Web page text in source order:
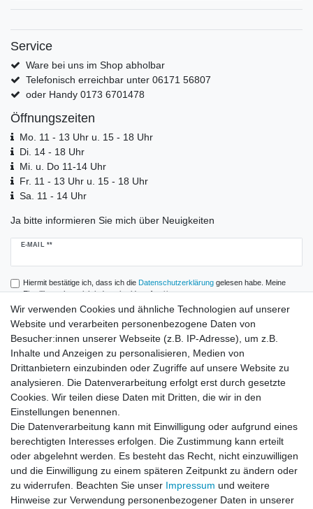
Service
Ware bei uns im Shop abholbar
Telefonisch erreichbar unter 06171 56807
oder Handy 0173 6701478
Öffnungszeiten
Mo. 11 - 13 Uhr u. 15 - 18 Uhr
Di. 14 - 18 Uhr
Mi. u. Do 11-14 Uhr
Fr. 11 - 13 Uhr u. 15 - 18 Uhr
Sa. 11 - 14 Uhr
Ja bitte informieren Sie mich über Neuigkeiten
E-MAIL **
Newsletter
Hiermit bestätige ich, dass ich die Daten­schutz­erklärunggelesen habe. Meine
Einwilligung kann ich jederzeit widerrufen.**
Abonnieren
** Hierbei handelt es sich um ein Pflichtfeld.
Zahlung und Versand
Wir verwenden Cookies und ähnliche Technologien auf unserer
Website und verarbeiten personenbezogene Daten von
Besucher:innen unserer Webseite (z.B. IP-Adresse), um z.B.
Inhalte und Anzeigen zu personalisieren, Medien von
Drittanbietern einzubinden oder Zugriffe auf unsere Website zu
analysieren. Die Datenverarbeitung erfolgt erst durch gesetzte
Cookies. Wir teilen diese Daten mit Dritten, die wir in den
Einstellungen benennen.
Die Datenverarbeitung kann mit Einwilligung oder aufgrund eines
berechtigten Interesses erfolgen. Die Zustimmung kann erteilt
oder abgelehnt werden. Es besteht das Recht, nicht einzuwilligen
und die Einwilligung zu einem späteren Zeitpunkt zu ändern oder
zu widerrufen. Beachten Sie unser Impressum und weitere
Hinweise zur Verwendung personenbezogener Daten in unserer